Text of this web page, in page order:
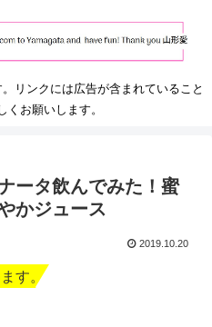
リンクには広告が含まれていること
くお願いします。
ータ飲んでみた！蜜
かジュース
2019.10.20
す。